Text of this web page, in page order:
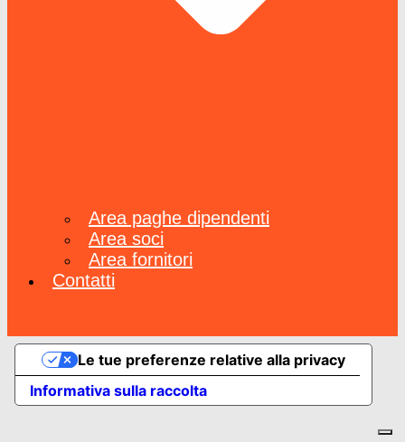
Area paghe dipendenti
Area soci
Area fornitori
Contatti
Informativa sulla raccolta
Le tue preferenze relative alla privacy